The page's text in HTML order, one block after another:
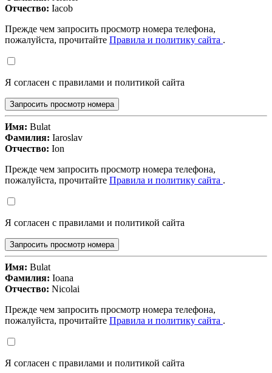
Отчество: Iacob
Прежде чем запросить просмотр номера телефона,
пожалуйста, прочитайте Правила и политику сайта .
Я согласен с правилами и политикой сайта
Запросить просмотр номера
Имя: Bulat
Фамилия: Iaroslav
Отчество: Ion
Прежде чем запросить просмотр номера телефона,
пожалуйста, прочитайте Правила и политику сайта .
Я согласен с правилами и политикой сайта
Запросить просмотр номера
Имя: Bulat
Фамилия: Ioana
Отчество: Nicolai
Прежде чем запросить просмотр номера телефона,
пожалуйста, прочитайте Правила и политику сайта .
Я согласен с правилами и политикой сайта